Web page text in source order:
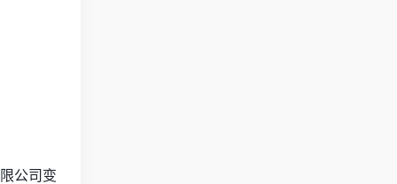
公司变